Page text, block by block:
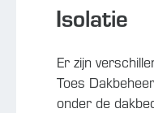
Isolatie
Er zijn
Toes
onder de